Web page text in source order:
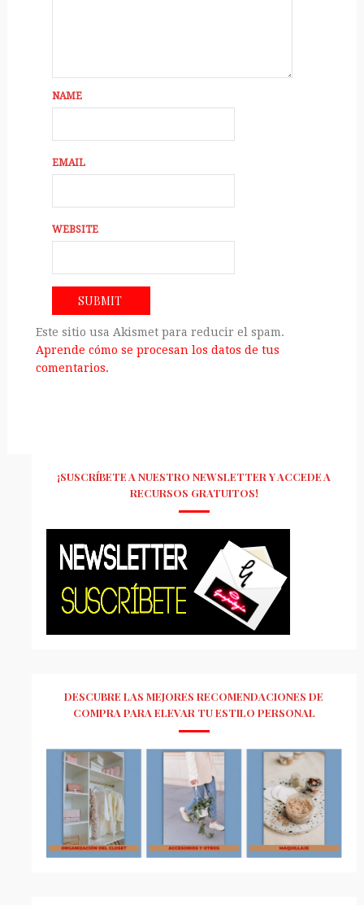
NAME
EMAIL
WEBSITE
Este sitio usa Akismet para reducir el spam.
Aprende cómo se procesan los datos de tus
comentarios.
¡SUSCRÍBETE A NUESTRO NEWSLETTER Y ACCEDE A
RECURSOS GRATUITOS!
DESCUBRE LAS MEJORES RECOMENDACIONES DE
COMPRA PARA ELEVAR TU ESTILO PERSONAL